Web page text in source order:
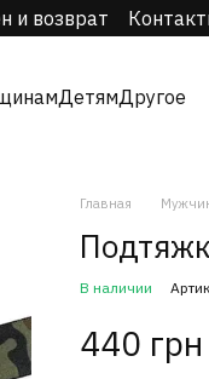
и возврат
ДетямДругое
Главная
В наличии
440 грн